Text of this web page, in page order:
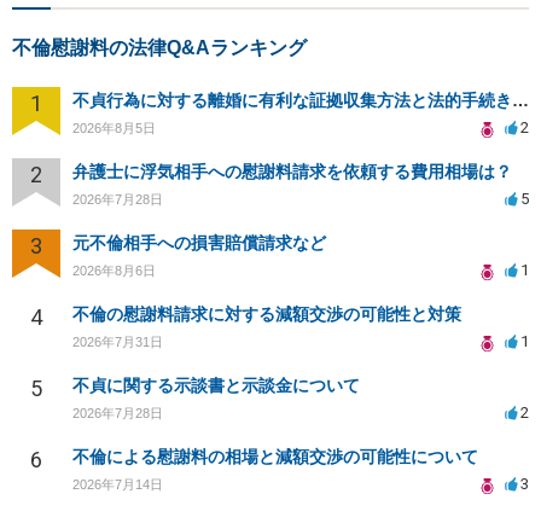
不倫慰謝料の法律Q&Aランキング
1 不貞行為に対する離婚に有利な証拠収集方法と法的手続きについて
2026年8月5日 2
2 弁護士に浮気相手への慰謝料請求を依頼する費用相場は？
2026年7月28日 5
3 元不倫相手への損害賠償請求など
2026年8月6日 1
4 不倫の慰謝料請求に対する減額交渉の可能性と対策
2026年7月31日 1
5 不貞に関する示談書と示談金について
2026年7月28日 2
6 不倫による慰謝料の相場と減額交渉の可能性について
2026年7月14日 3